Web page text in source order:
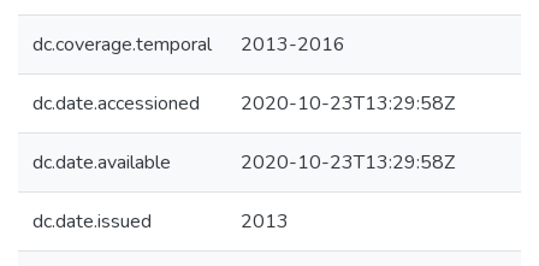
dc.coverage.temporal 2013-2016
dc.date.accessioned 2020-10-23T13:29:58Z
dc.date.available 2020-10-23T13:29:58Z
dc.date.issued 2013